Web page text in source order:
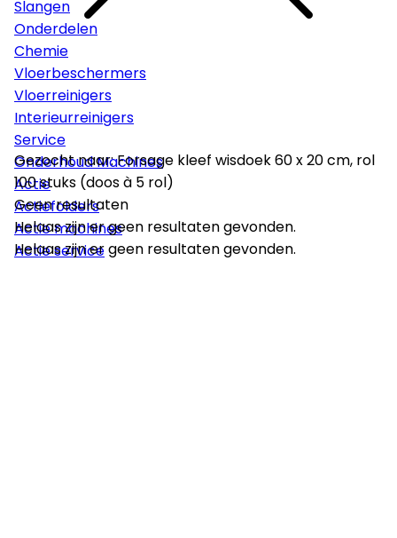
Slangen
Onderdelen
Chemie
Vloerbeschermers
Vloerreinigers
Interieurreinigers
Service
Onderhoud Machines
Actie
Actiefolders
Actie machines
Actie service
Gezocht naar: Forsage kleef wisdoek 60 x 20 cm, rol
100 stuks (doos à 5 rol)
Geen resultaten
Helaas zijn er geen resultaten gevonden.
Helaas zijn er geen resultaten gevonden.